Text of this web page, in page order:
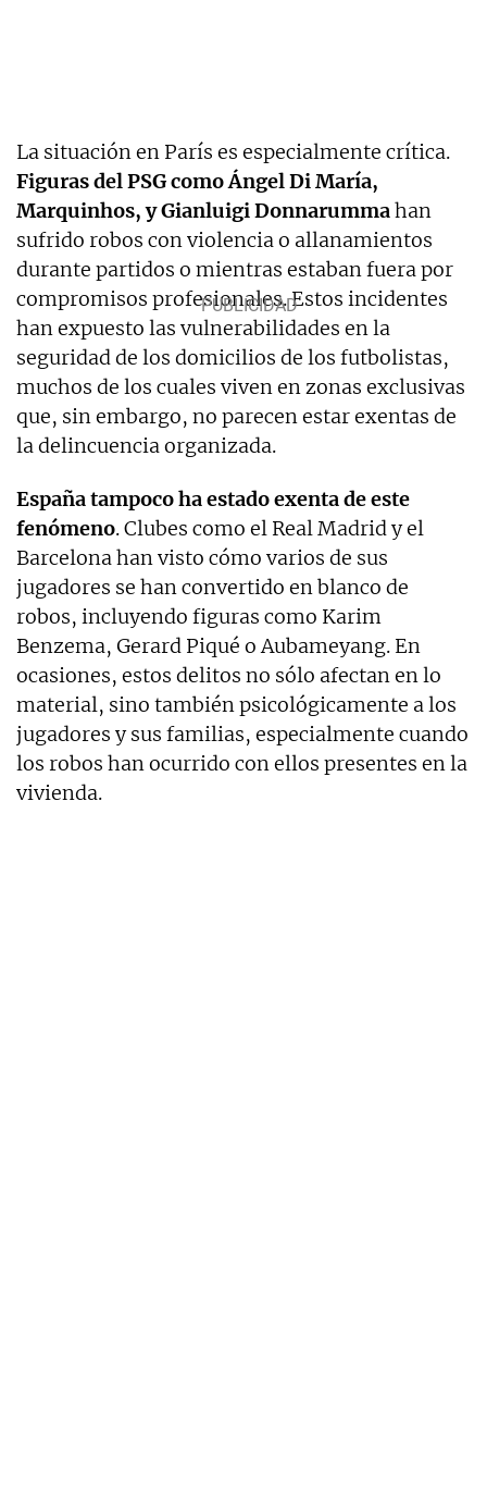
La situación en París es especialmente crítica.
Figuras del PSG como Ángel Di María,
Marquinhos, y Gianluigi Donnarummahan
sufrido robos con violencia o allanamientos
durante partidos o mientras estaban fuera por
compromisos profesionales. Estos incidentes
han expuesto las vulnerabilidades en la
seguridad de los domicilios de los futbolistas,
muchos de los cuales viven en zonas exclusivas
que, sin embargo, no parecen estar exentas de
la delincuencia organizada.
España tampoco ha estado exenta de este
fenómeno. Clubes como el Real Madrid y el
Barcelona han visto cómo varios de sus
jugadores se han convertido en blanco de
robos, incluyendo figuras como Karim
Benzema, Gerard Piqué o Aubameyang. En
ocasiones, estos delitos no sólo afectan en lo
material, sino también psicológicamente a los
jugadores y sus familias, especialmente cuando
los robos han ocurrido con ellos presentes en la
vivienda.